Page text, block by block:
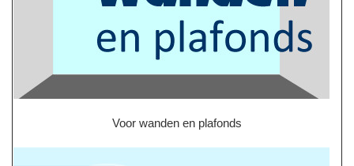
Voor wanden en plafonds